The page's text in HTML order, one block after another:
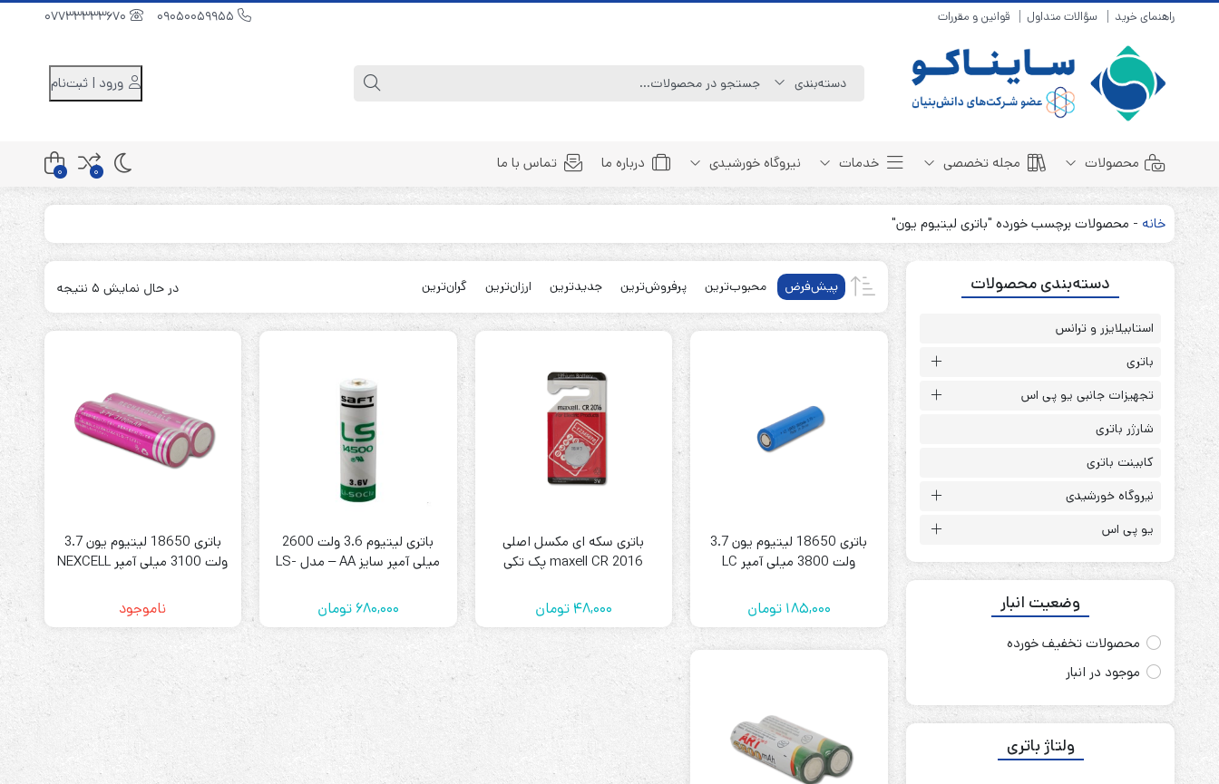
راهنمای خرید سؤالات متداول قوانین و مقررات
ورود | ثبت‌نام
محصولات
باتری سیلد لید اسید
باتری 12 ولت
باتری نیکل کادمیوم
باتری نیکل متال هیدرید
Line Interactive (Simulated Sine Wave)
Line Interactive (Pure Sine Wave)
Double Conversion (1:1)
Double Convertion (3:1)
Double Conversion (3:3)
کابینت باتری 48 ولت
کابینت باتری 240 ولت
سلاموند
موریسل
کینگ بت
رله‌ای
AVR
Prince
سروو موتوری
ابزارهای مدیریت یوپی‌اس
تابلوی بای پس
مجله تخصصی
مبانی باتری
انواع باتری
تست و کنترل
طول عمر باتری
باتری هوشمند
بسته بندی و ایمنی
روش های شارژ
روش های تخلیه
خدمات نیروگاه خورشیدی درباره ما تماس با ما
0
0
خانه - محصولات برچسب خورده "باتری لیتیوم یون"
پیش‌فرض محبوب‌ترین پرفروش‌ترین جدیدترین ارزان‌ترین گران‌ترین در حال نمایش 5 نتیجه
باتری 18650 لیتیوم یون 3.7
ولت 3800 میلی آمپر LC
185,000 تومان
باتری سکه ای مکسل اصلی
maxell CR 2016 پک تکی
48,000 تومان
باتری لیتیوم 3.6 ولت 2600
میلی آمپر سایز AA – مدل LS-
680,000 تومان
باتری 18650 لیتیوم یون 3.7
ولت 3100 میلی آمپر NEXCELL
ناموجود
دسته‌بندی محصولات
استابیلایزر و ترانس
باتری
تجهیزات جانبی یو پی اس
شارژر باتری
کابینت باتری
نیروگاه خورشیدی
یو پی اس
وضعیت انبار
محصولات تخفیف خورده
موجود در انبار
ولتاژ باتری